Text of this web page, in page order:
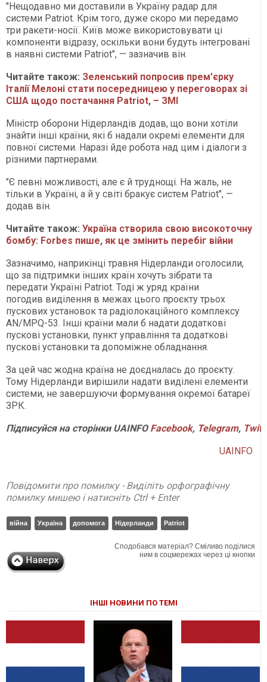
"Нещодавно ми доставили в Україну радар для
системи Patriot. Крім того, дуже скоро ми передамо
три ракети-носії. Київ може використовувати ці
компоненти відразу, оскільки вони будуть інтегровані
в наявні системи Patriot", — зазначив він.
Читайте також: Зеленський попросив прем'єрку
Італії Мелоні стати посередницею у переговорах зі
США щодо постачання Patriot, – ЗМІ
Міністр оборони Нідерландів додав, що вони хотіли
знайти інші країни, які б надали окремі елементи для
повної системи. Наразі йде робота над цим і діалоги з
різними партнерами.
"Є певні можливості, але є й труднощі. На жаль, не
тільки в Україні, а й у світі бракує систем Patriot", —
додав він.
Читайте також: Україна створила свою високоточну
бомбу: Forbes пише, як це змінить перебіг війни
Зазначимо, наприкінці травня Нідерланди оголосили,
що за підтримки інших країн хочуть зібрати та
передати Україні Patriot. Тоді ж уряд країни
погодив виділення в межах цього проєкту трьох
пускових установок та радіолокаційного комплексу
AN/MPQ-53. Інші країни мали б надати додаткові
пускові установки, пункт управління та додаткові
пускові установки та допоміжне обладнання.
За цей час жодна країна не доєдналась до проєкту.
Тому Нідерланди вирішили надати виділені елементи
системи, не завершуючи формування окремої батареї
ЗРК.
ПідписуйсянасторінкиUAINFO Facebook, Telegram,
UAINFO
Повідомити про помилку - Виділіть орфографічну
помилку мишею і натисніть Ctrl + Enter
війна Україна допомога Нідерланди Patriot
Сподобався матеріал? Сміливо поділися
ним в соцмережах через ці кнопки
ІНШІ НОВИНИ ПО ТЕМІ